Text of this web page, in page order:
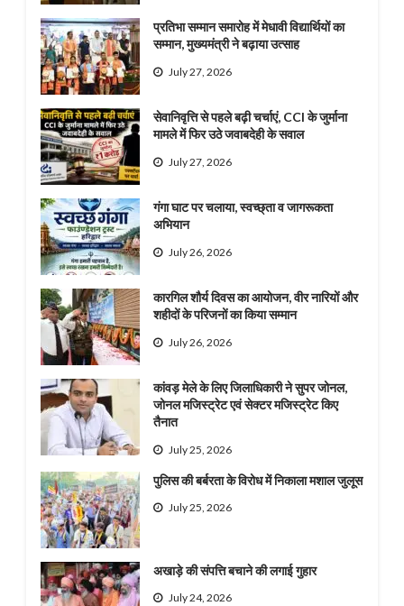
प्रतिभा सम्मान समारोह में मेधावी विद्यार्थियों का
सम्मान, मुख्यमंत्री ने बढ़ाया उत्साह
July 27, 2026
सेवानिवृत्ति से पहले बढ़ी चर्चाएं, CCI के जुर्माना
मामले में फिर उठे जवाबदेही के सवाल
July 27, 2026
गंगा घाट पर चलाया, स्वच्छ्ता व जागरूकता
अभियान
July 26, 2026
कारगिल शौर्य दिवस का आयोजन, वीर नारियों और
शहीदों के परिजनों का किया सम्मान
July 26, 2026
कांवड़ मेले के लिए जिलाधिकारी ने सुपर जोनल,
जोनल मजिस्ट्रेट एवं सेक्टर मजिस्ट्रेट किए
तैनात
July 25, 2026
पुलिस की बर्बरता के विरोध में निकाला मशाल जुलूस
July 25, 2026
अखाड़े की संपत्ति बचाने की लगाई गुहार
July 24, 2026